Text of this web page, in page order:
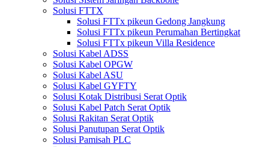
Solusi FTTX
Solusi FTTx pikeun Gedong Jangkung
Solusi FTTx pikeun Perumahan Bertingkat
Solusi FTTx pikeun Villa Residence
Solusi Kabel ADSS
Solusi Kabel OPGW
Solusi Kabel ASU
Solusi Kabel GYFTY
Solusi Kotak Distribusi Serat Optik
Solusi Kabel Patch Serat Optik
Solusi Rakitan Serat Optik
Solusi Panutupan Serat Optik
Solusi Pamisah PLC